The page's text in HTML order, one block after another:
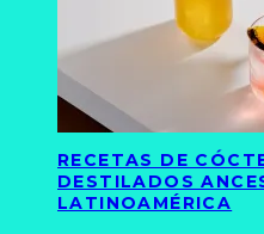
RECETAS DE
DESTILADOS
LATINOAMÉRICA